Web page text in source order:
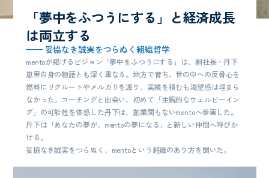
「夢中をふつうにする」と経済成長
は両立する
—— 妥協なき誠実をつらぬく組織哲学
mentoが掲げるビジョン「夢中をふつうにする」は、副社長・丹下
恵里自身の物語とも深く重なる。地方で育ち、世の中への反骨心を
燃料にリクルートやメルカリを渡り、実績を積むも渇望感は埋まら
なかった。コーチングと出会い、初めて「主観的なウェルビーイン
グ」の可能性を体感した丹下は、創業間もないmentoへ参画した。
丹下は「あなたの夢が、mentoの夢になる」と新しい仲間へ呼びか
ける。
妥協なき誠実をつらぬく、mentoという組織のあり方を聞いた。